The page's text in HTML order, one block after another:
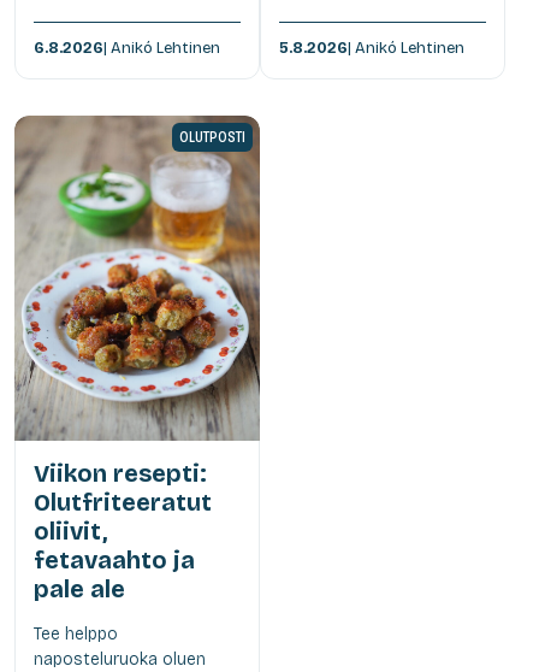
6.8.2026| Anikó Lehtinen 5.8.2026| Anikó Lehtinen
OLUTPOSTI
Viikon resepti:
Olutfriteeratut
oliivit,
fetavaahto ja
pale ale
Tee helppo
naposteluruoka oluen